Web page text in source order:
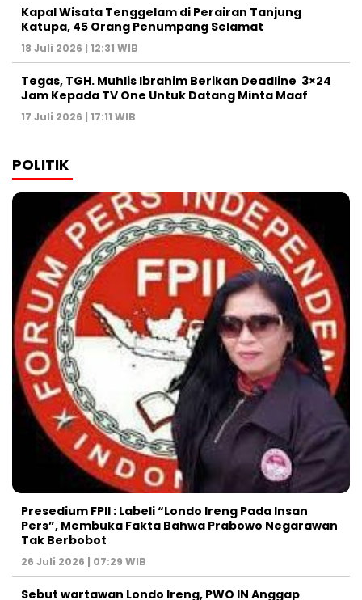
Kapal Wisata Tenggelam di Perairan Tanjung
Katupa, 45 Orang Penumpang Selamat
18 Juli 2026 | 12:31 WIB
Tegas, TGH. Muhlis Ibrahim Berikan Deadline 3×24
Jam Kepada TV One Untuk Datang Minta Maaf
17 Juli 2026 | 17:11 WIB
POLITIK
Presedium FPII : Labeli “Londo Ireng Pada Insan
Pers”, Membuka Fakta Bahwa Prabowo Negarawan
Tak Berbobot
26 Juli 2026 | 07:29 WIB
Sebut wartawan Londo Ireng, PWO IN Anggap